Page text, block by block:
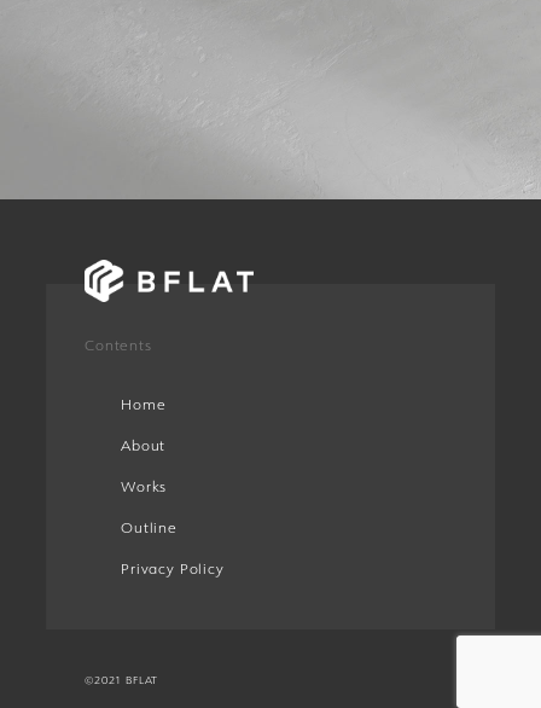
Contents
Home
About
Works
Outline
Privacy Policy
©2021 BFLAT